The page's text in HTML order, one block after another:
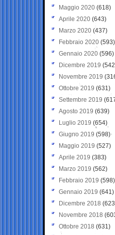
Maggio 2020 (618)
Aprile 2020 (643)
Marzo 2020 (437)
Febbraio 2020 (593)
Gennaio 2020 (596)
Dicembre 2019
Novembre 2019
Ottobre 2019 (631)
Settembre 2019
Agosto 2019 (639)
Luglio 2019 (654)
Giugno 2019 (598)
Maggio 2019 (527)
Aprile 2019 (383)
Marzo 2019 (562)
Febbraio 2019 (598)
Gennaio 2019 (641)
Dicembre 2018
Novembre 2018
Ottobre 2018 (631)